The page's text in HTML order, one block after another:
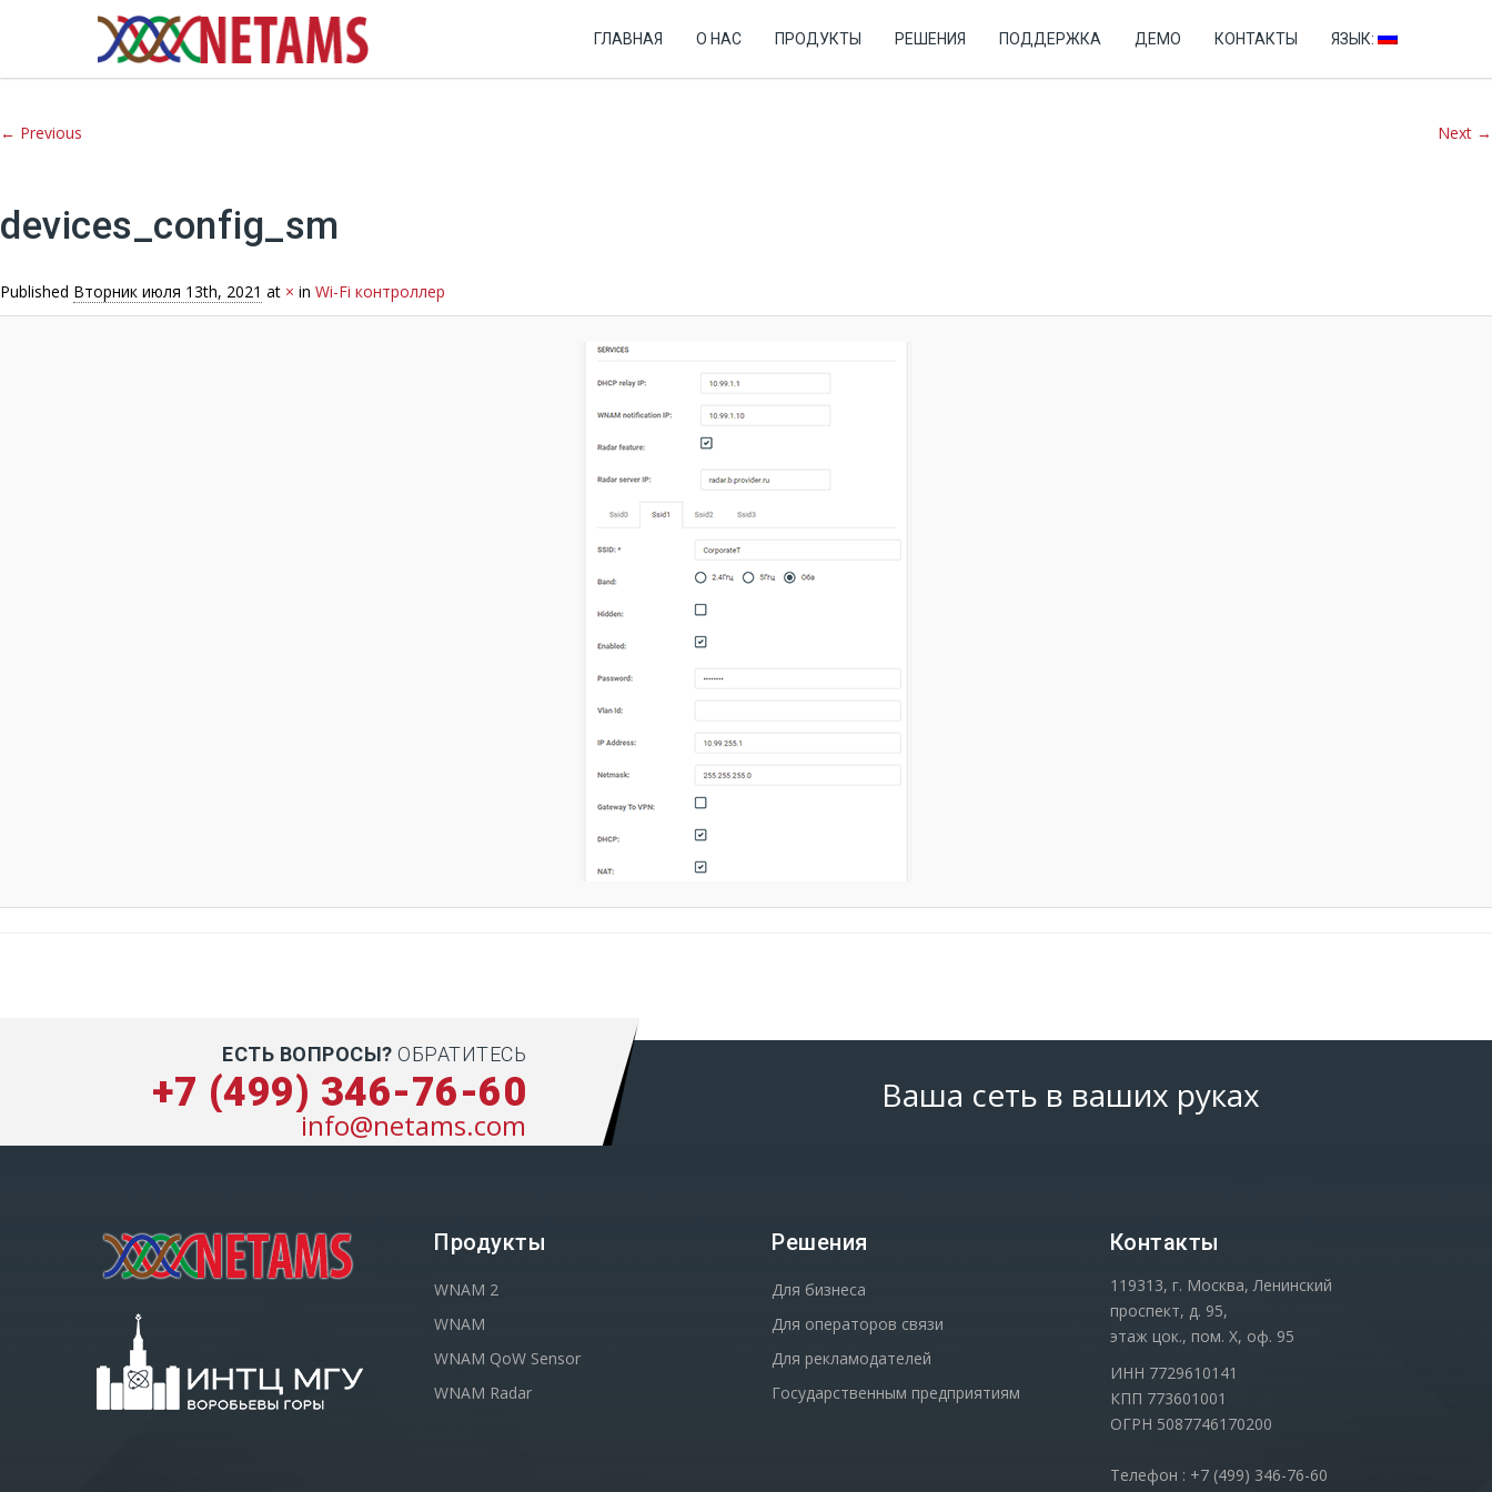
ГЛАВНАЯ О НАС ПРОДУКТЫ РЕШЕНИЯ ПОДДЕРЖКА ДЕМО КОНТАКТЫ ЯЗЫК:
Image navigation
← Previous Next →
devices_config_sm
Published Вторник июля 13th, 2021 at × in Wi-Fi контроллер
ЕСТЬ ВОПРОСЫ? ОБРАТИТЕСЬ
+7 (499) 346-76-60
info@netams.com
Ваша сеть в ваших руках
Продукты
WNAM 2
WNAM
WNAM QoW Sensor
WNAM Radar
Решения
Для бизнеса
Для операторов связи
Для рекламодателей
Государственным предприятиям
Контакты
119313, г. Москва, Ленинский
проспект, д. 95,
этаж цок., пом. Х, оф. 95
ИНН 7729610141
КПП 773601001
ОГРН 5087746170200
Телефон : +7 (499) 346-76-60